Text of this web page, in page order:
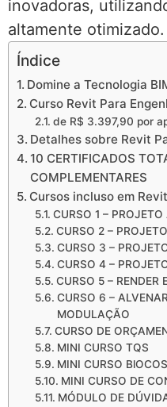
inovadoras,
altamente otimizado.
Índice
Domine a Tecnologia
Curso Revit Para
de R$ 3.397,90 por
Detalhes sobre Revit
10 CERTIFICADOS
COMPLEMENTARES
Cursos incluso em
CURSO 1 –
CURSO 2 –
CURSO 3 –
CURSO 4 –
CURSO 5 – RENDER
CURSO 6 –
MODULAÇÃO
CURSO DE
MINI CURSO TQS
MINI CURSO
MINI CURSO DE
MÓDULO DE